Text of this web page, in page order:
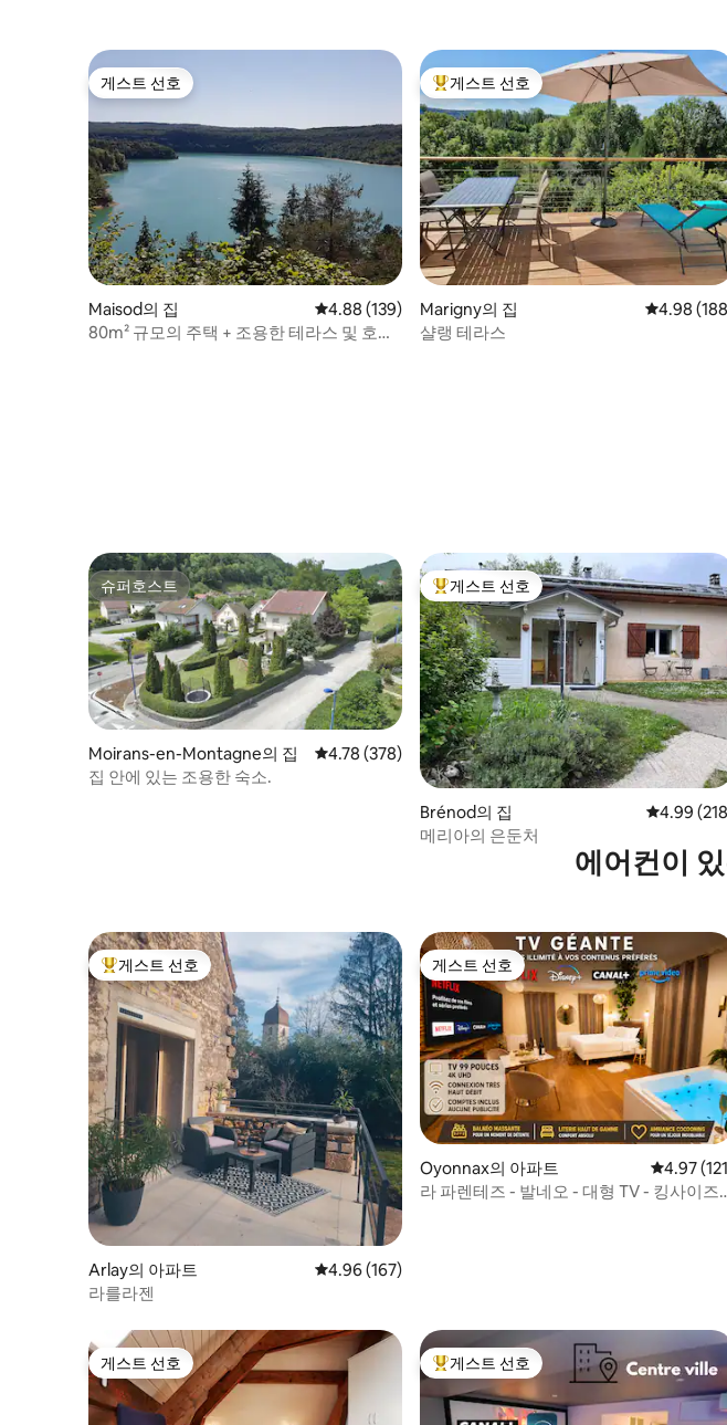
게스트 선호
게스트 선호
Maisod의 집 평점 4.88점(5점 만점), 후기 139개
4.88 (139)
80m² 규모의 주택 + 조용한 테라스 및 호수
상위 게스트 선호
게스트 선호
Marigny의 집 평점 4.98
4.98
샬랭 테라스
슈퍼호스트
슈퍼호스트
Moirans-en-Montagne의 집 평점 4.78점(5점 만점), 후기 378개
4.78 (378)
집 안에 있는 조용한 숙소.
상위 게스트 선호
게스트 선호
Brénod의 집 평점 4.99
4.99
메리아의 은둔처
에어컨이
상위 게스트 선호
게스트 선호
Arlay의 아파트 평점 4.96점(5점 만점), 후기 167개
4.96 (167)
라를라젠
게스트 선호
게스트 선호
Oyonnax의 아파트 평점 4.97
4.97
라 파렌테즈 - 발네오 - 대형 TV - 킹사이즈
게스트 선호
게스트 선호 상위 게스트 선호
게스트 선호